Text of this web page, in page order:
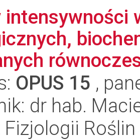
intensywności
OPUS 15 ,
dr hab.